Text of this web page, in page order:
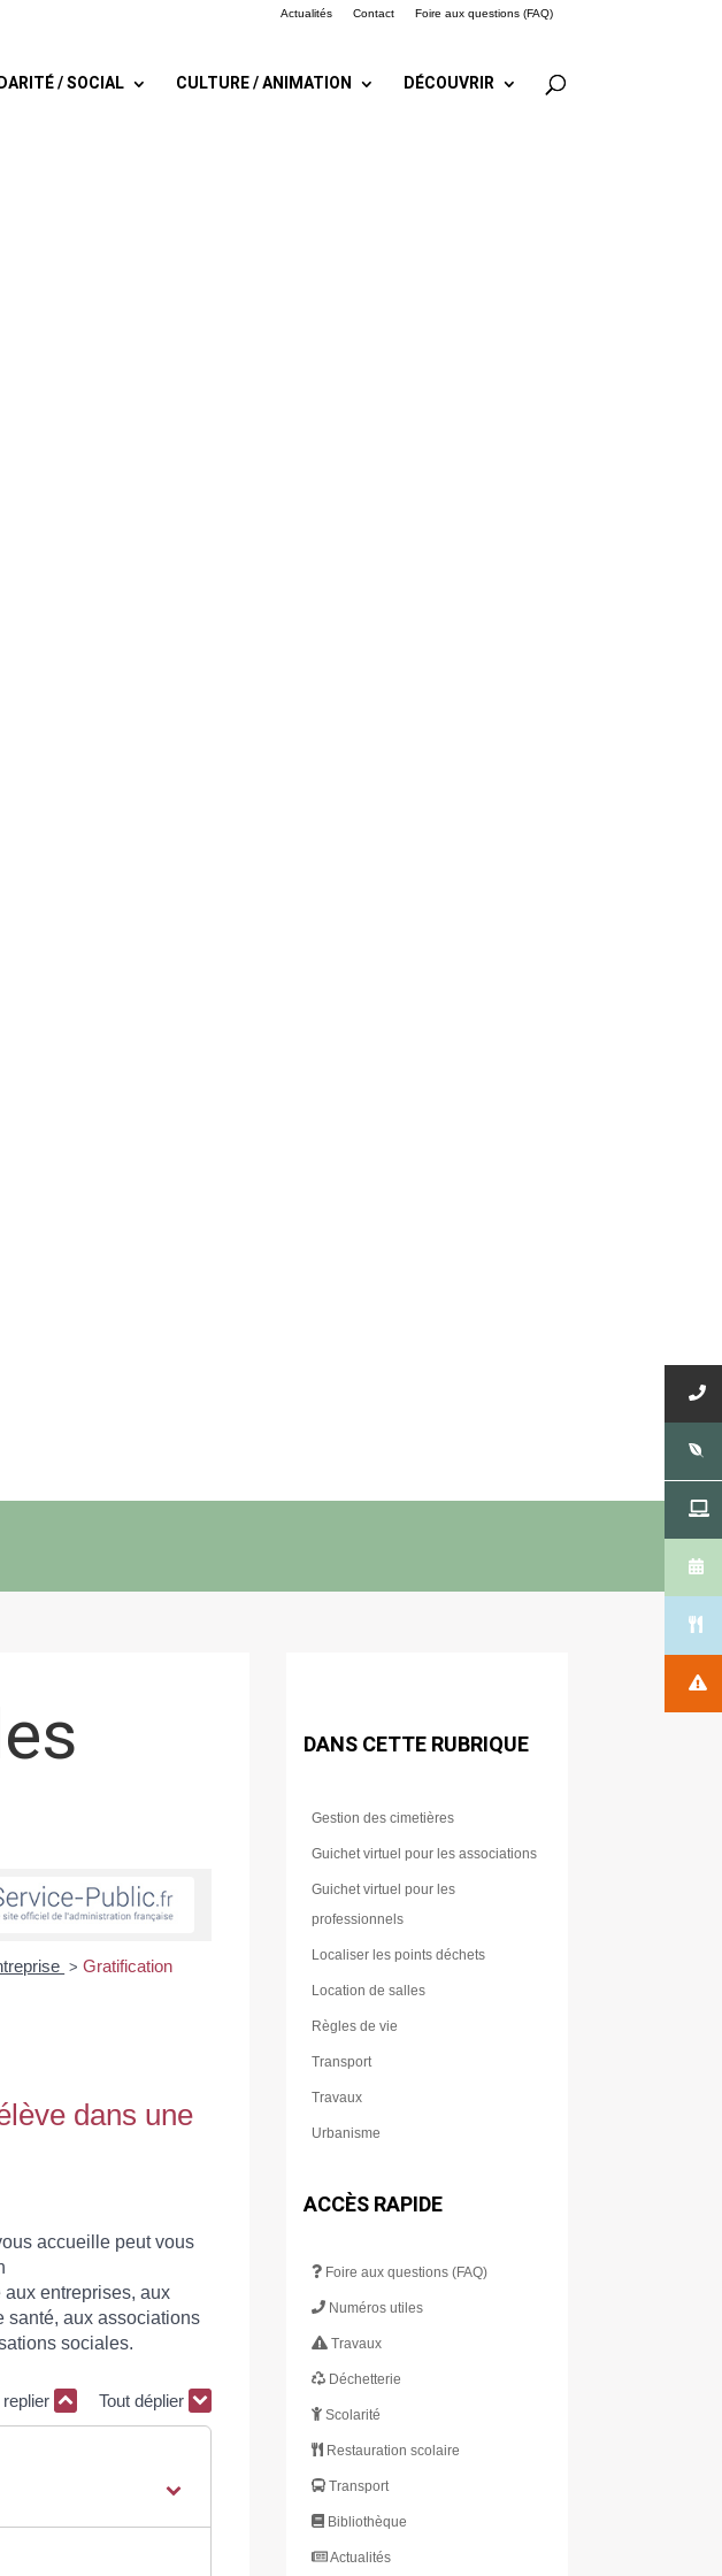
Actualités Contact Foire aux questions (FAQ)
/ SOCIAL CULTURE / ANIMATION DÉCOUVRIR
> Gratification
dans une
accueille peut vous
entreprises, aux
santé, aux associations
sociales.
replier Tout déplier
DANS CETTE RUBRIQUE
Gestion des cimetières
Guichet virtuel pour les associations
Guichet virtuel pour les
professionnels
Localiser les points déchets
Location de salles
Règles de vie
Transport
Travaux
Urbanisme
ACCÈS RAPIDE
Foire aux questions (FAQ)
Numéros utiles
Travaux
Déchetterie
Scolarité
Restauration scolaire
Transport
Bibliothèque
Actualités